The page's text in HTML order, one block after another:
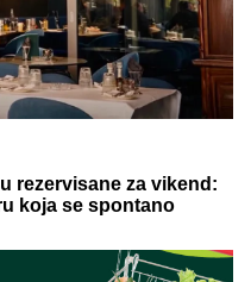
MAKSIMUM!Aneli
Da li će se večeras